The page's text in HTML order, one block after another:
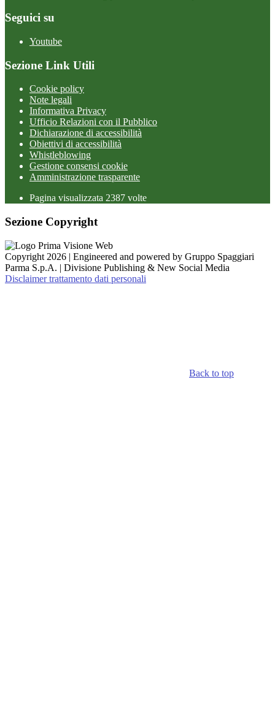
Seguici su
Youtube
Sezione Link Utili
Cookie policy
Note legali
Informativa Privacy
Ufficio Relazioni con il Pubblico
Dichiarazione di accessibilità
Obiettivi di accessibilità
Whistleblowing
Gestione consensi cookie
Amministrazione trasparente
Pagina visualizzata 2387 volte
Sezione Copyright
Copyright 2026 | Engineered and powered by Gruppo Spaggiari
Parma S.p.A. | Divisione Publishing & New Social Media
Disclaimer trattamento dati personali
Back to top